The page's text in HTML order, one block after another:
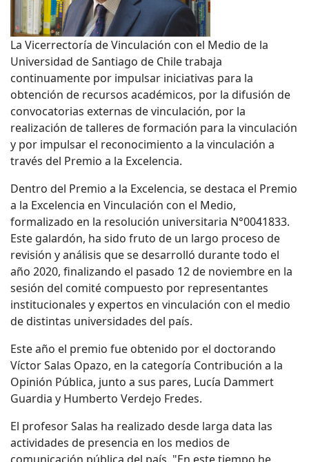
La Vicerrectoría de Vinculación con el Medio de la
Universidad de Santiago de Chile trabaja
continuamente por impulsar iniciativas para la
obtención de recursos académicos, por la difusión de
convocatorias externas de vinculación, por la
realización de talleres de formación para la vinculación
y por impulsar el reconocimiento a la vinculación a
través del Premio a la Excelencia.
Dentro del Premio a la Excelencia, se destaca el Premio
a la Excelencia en Vinculación con el Medio,
formalizado en la resolución universitaria N°0041833.
Este galardón, ha sido fruto de un largo proceso de
revisión y análisis que se desarrolló durante todo el
año 2020, finalizando el pasado 12 de noviembre en la
sesión del comité compuesto por representantes
institucionales y expertos en vinculación con el medio
de distintas universidades del país.
Este año el premio fue obtenido por el doctorando
Víctor Salas Opazo, en la categoría Contribución a la
Opinión Pública, junto a sus pares, Lucía Dammert
Guardia y Humberto Verdejo Fredes.
El profesor Salas ha realizado desde larga data las
actividades de presencia en los medios de